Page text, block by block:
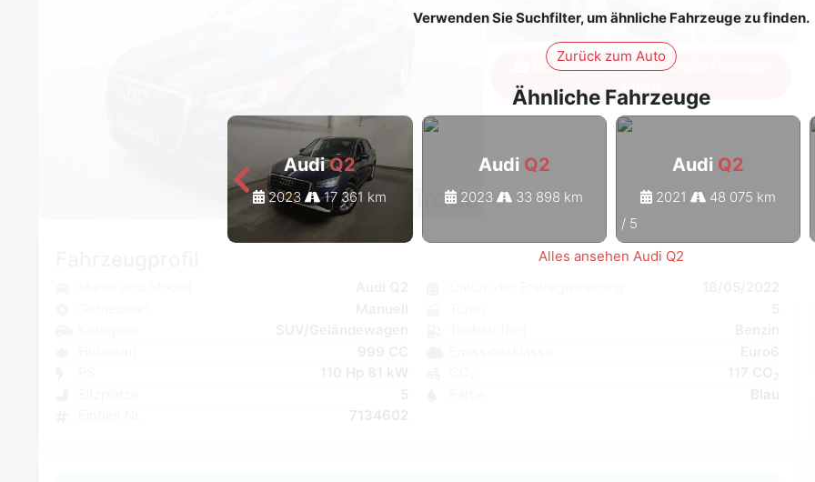
Verwenden Sie Suchfilter, um ähnliche Fahrzeuge zu finden.
Zurück zum Auto
Ähnliche Fahrzeuge
AudiQ2
2023 17 361 km
Audi Q2
2023 33 898 km
Audi Q2
2021 48 075 km
/ 5
Alles ansehen Audi Q2
Melden Sie sich an, um alle Fotos zu
sehen